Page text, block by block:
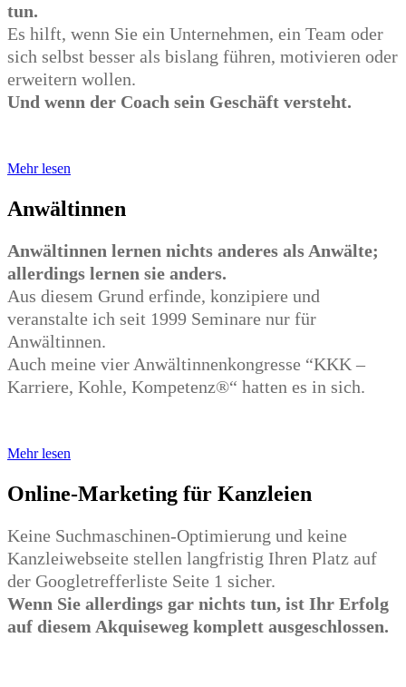
tun.
Es hilft, wenn Sie ein Unternehmen, ein Team oder
sich selbst besser als bislang führen, motivieren oder
erweitern wollen.
Und wenn der Coach sein Geschäft versteht.
Mehr lesen
Anwältinnen
Anwältinnen lernen nichts anderes als Anwälte;
allerdings lernen sie anders.
Aus diesem Grund erfinde, konzipiere und
veranstalte ich seit 1999 Seminare nur für
Anwältinnen.
Auch meine vier Anwältinnenkongresse “KKK –
Karriere, Kohle, Kompetenz®“ hatten es in sich.
Mehr lesen
Online-Marketing für Kanzleien
Keine Suchmaschinen-Optimierung und keine
Kanzleiwebseite stellen langfristig Ihren Platz auf
der Googletrefferliste Seite 1 sicher.
Wenn Sie allerdings gar nichts tun, ist Ihr Erfolg
auf diesem Akquiseweg komplett ausgeschlossen.